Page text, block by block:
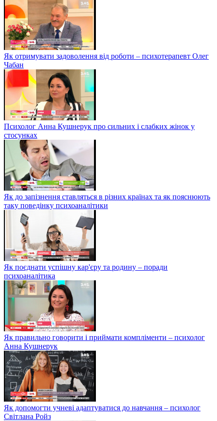
Як отримувати задоволення від роботи – психотерапевт Олег
Чабан
Психолог Анна Кушнерук про сильних і слабких жінок у
стосунках
Як до запізнення ставляться в різних країнах та як пояснюють
таку поведінку психоаналітики
Як поєднати успішну кар'єру та родину – поради
психоаналітика
Як правильно говорити і приймати компліменти – психолог
Анна Кушнерук
Як допомогти учневі адаптуватися до навчання – психолог
Світлана Ройз